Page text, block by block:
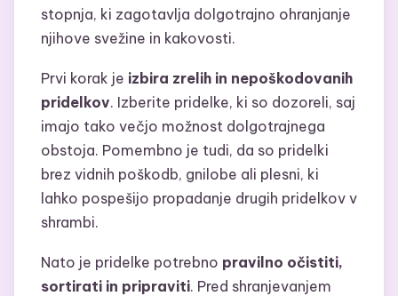
stopnja, ki zagotavlja dolgotrajno ohranjanje
njihove svežine in kakovosti.
Prvi korak je izbira zrelih in nepoškodovanih
pridelkov. Izberite pridelke, ki so dozoreli, saj
imajo tako večjo možnost dolgotrajnega
obstoja. Pomembno je tudi, da so pridelki
brez vidnih poškodb, gnilobe ali plesni, ki
lahko pospešijo propadanje drugih pridelkov v
shrambi.
Nato je pridelke potrebno pravilno očistiti,
sortirati in pripraviti. Pred shranjevanjem